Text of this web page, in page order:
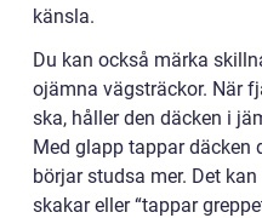
känsla.
Du kan också märka
ojämna vägsträckor. När
ska, håller den däcken i
Med glapp tappar däcken
börjar studsa mer. Det
skakar eller “tappar